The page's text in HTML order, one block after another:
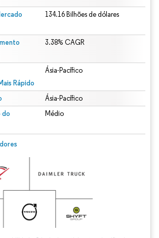
134.16 Bilhões de dólares
3.38% CAGR
Rápido
Ásia-Pacífico
Ásia-Pacífico
do
Médio
Intelligence. O reuso requer atribuição conforme CC BY 4.0.